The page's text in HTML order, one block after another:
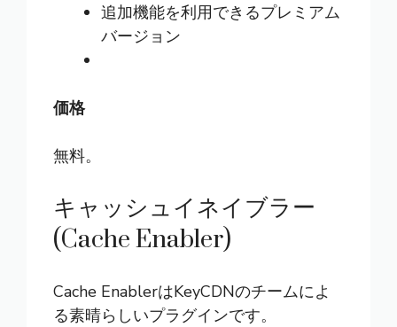
追加機能を利用できるプレミアム
バージョン
価格
無料。
キャッシュイネイブラー
(Cache Enabler)
Cache EnablerはKeyCDNのチームによ
る素晴らしいプラグインです。